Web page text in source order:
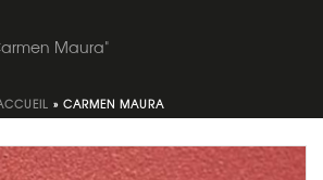
Maura"
» CARMEN MAURA